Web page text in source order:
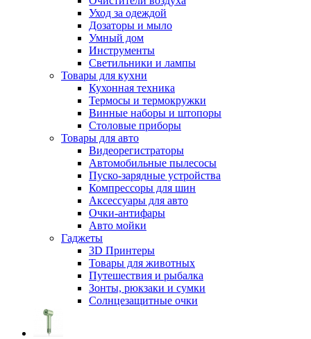
Уход за одеждой
Дозаторы и мыло
Умный дом
Инструменты
Светильники и лампы
Товары для кухни
Кухонная техника
Термосы и термокружки
Винные наборы и штопоры
Столовые приборы
Товары для авто
Видеорегистраторы
Автомобильные пылесосы
Пуско-зарядные устройства
Компрессоры для шин
Аксессуары для авто
Очки-антифары
Авто мойки
Гаджеты
3D Принтеры
Товары для животных
Путешествия и рыбалка
Зонты, рюкзаки и сумки
Солнцезащитные очки